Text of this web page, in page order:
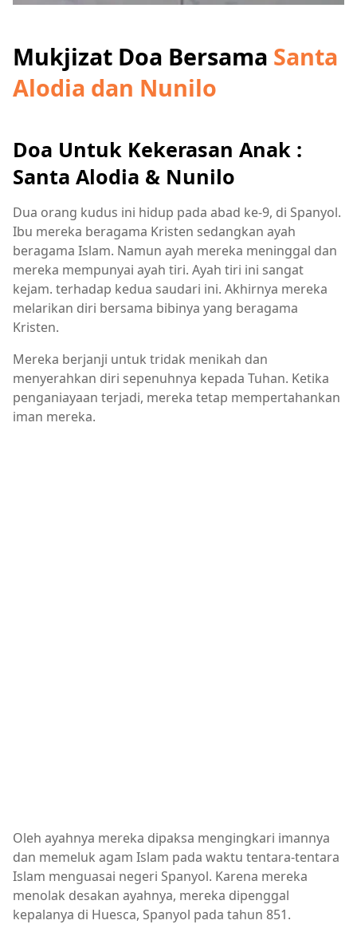
Mukjizat Doa Bersama Santa
Alodia dan Nunilo
Doa Untuk Kekerasan Anak :
Santa Alodia & Nunilo
Dua orang kudus ini hidup pada abad ke-9, di Spanyol.
Ibu mereka beragama Kristen sedangkan ayah
beragama Islam. Namun ayah mereka meninggal dan
mereka mempunyai ayah tiri. Ayah tiri ini sangat
kejam. terhadap kedua saudari ini. Akhirnya mereka
melarikan diri bersama bibinya yang beragama
Kristen.
Mereka berjanji untuk tridak menikah dan
menyerahkan diri sepenuhnya kepada Tuhan. Ketika
penganiayaan terjadi, mereka tetap mempertahankan
iman mereka.
Oleh ayahnya mereka dipaksa mengingkari imannya
dan memeluk agam Islam pada waktu tentara-tentara
Islam menguasai negeri Spanyol. Karena mereka
menolak desakan ayahnya, mereka dipenggal
kepalanya di Huesca, Spanyol pada tahun 851.